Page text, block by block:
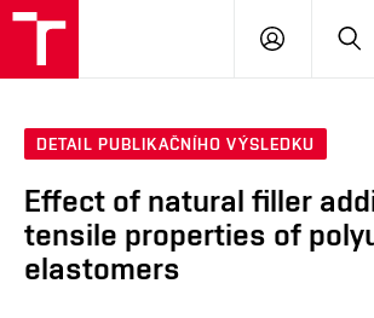
PŘIHLÁSIT
DETAIL PUBLIKAČNÍHO VÝSLEDKU
Effect of natural filler
tensile properties of
elastomers